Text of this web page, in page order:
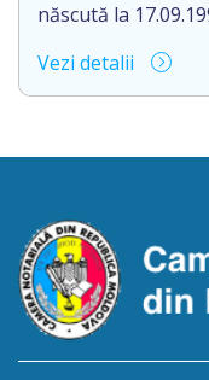
născută la
19, ap. 407, aduce
originalului
29.12.2023,
Vezi detalii